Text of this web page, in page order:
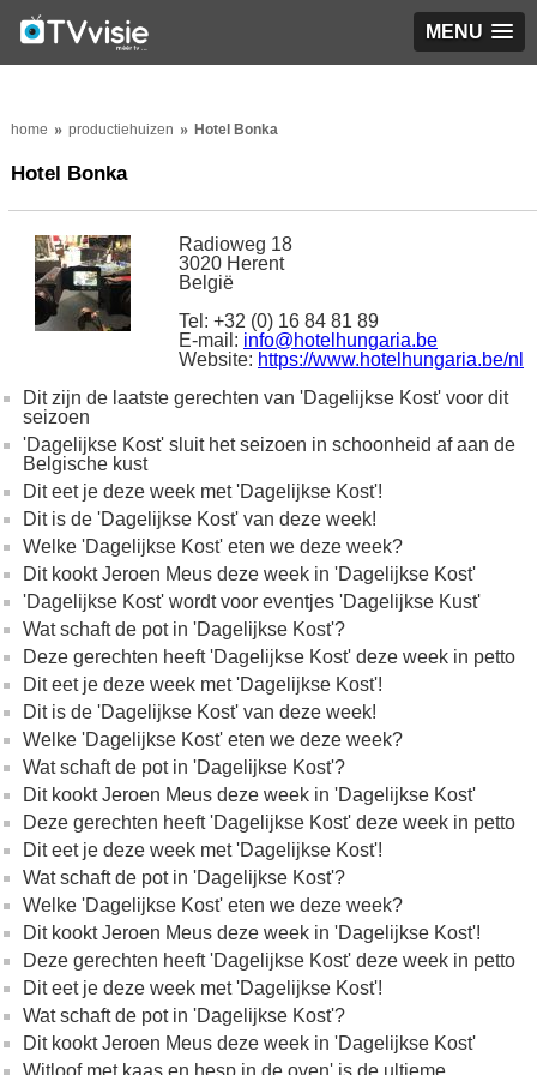
MENU
home productiehuizen Hotel Bonka
Hotel Bonka
Radioweg 18
3020 Herent
België
Tel: +32 (0) 16 84 81 89
E-mail: info@hotelhungaria.be
Website: https://www.hotelhungaria.be/nl
Dit zijn de laatste gerechten van 'Dagelijkse Kost' voor dit
seizoen
'Dagelijkse Kost' sluit het seizoen in schoonheid af aan de
Belgische kust
Dit eet je deze week met 'Dagelijkse Kost'!
Dit is de 'Dagelijkse Kost' van deze week!
Welke 'Dagelijkse Kost' eten we deze week?
Dit kookt Jeroen Meus deze week in 'Dagelijkse Kost'
'Dagelijkse Kost' wordt voor eventjes 'Dagelijkse Kust'
Wat schaft de pot in 'Dagelijkse Kost'?
Deze gerechten heeft 'Dagelijkse Kost' deze week in petto
Dit eet je deze week met 'Dagelijkse Kost'!
Dit is de 'Dagelijkse Kost' van deze week!
Welke 'Dagelijkse Kost' eten we deze week?
Wat schaft de pot in 'Dagelijkse Kost'?
Dit kookt Jeroen Meus deze week in 'Dagelijkse Kost'
Deze gerechten heeft 'Dagelijkse Kost' deze week in petto
Dit eet je deze week met 'Dagelijkse Kost'!
Wat schaft de pot in 'Dagelijkse Kost'?
Welke 'Dagelijkse Kost' eten we deze week?
Dit kookt Jeroen Meus deze week in 'Dagelijkse Kost'!
Deze gerechten heeft 'Dagelijkse Kost' deze week in petto
Dit eet je deze week met 'Dagelijkse Kost'!
Wat schaft de pot in 'Dagelijkse Kost'?
Dit kookt Jeroen Meus deze week in 'Dagelijkse Kost'
Witloof met kaas en hesp in de oven' is de ultieme